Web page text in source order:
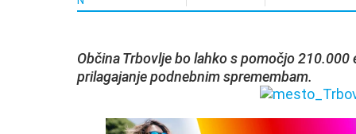
Občina Trbovlje bo lahko s pomočjo
prilagajanje podnebnim spremembam.